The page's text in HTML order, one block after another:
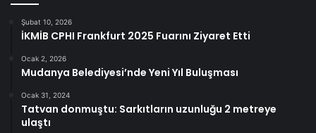
Şubat 10, 2026
İKMİB CPHI Frankfurt 2025 Fuarını Ziyaret Etti
Ocak 2, 2026
Mudanya Belediyesi’nde Yeni Yıl Buluşması
Ocak 31, 2024
Tatvan donmuştu: Sarkıtların uzunluğu 2 metreye
ulaştı